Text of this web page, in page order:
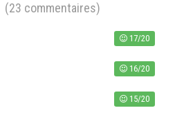
(23 commentaires)
17/20
16/20
15/20